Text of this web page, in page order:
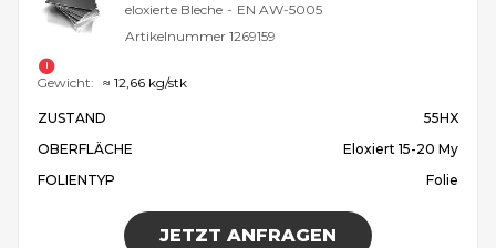
eloxierte Bleche - EN AW-5005
Artikelnummer 1269159
ZUSTAND
55HX
OBERFLÄCHE
Eloxiert 15-20 My
FOLIENTYP
Folie
JETZT ANFRAGEN
Gewicht: ≈ 12,66 kg/stk